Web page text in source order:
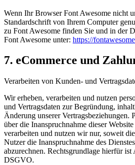
Wenn Ihr Browser Font Awesome nicht
Standardschrift von Ihrem Computer
zu Font Awesome finden Sie und in der
Font Awesome unter: https://
7. eCommerce und
Verarbeiten von Kunden- und
Wir erheben, verarbeiten und nutzen
und Vertragsdaten zur Begründung,
Änderung unserer Vertragsbeziehungen.
über die Inanspruchnahme dieser
verarbeiten und nutzen wir nur, soweit
Nutzer die Inanspruchnahme des
abzurechnen. Rechtsgrundlage hierfür
DSGVO.